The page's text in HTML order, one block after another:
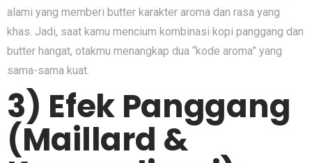
alami yang memberi butter karakter aroma dan rasa yang
khas. Jadi, saat kamu mencium kombinasi kopi panggang dan
butter hangat, otakmu menangkap dua “kode aroma” yang
sama-sama kuat.
3) Efek Panggang
(Maillard &